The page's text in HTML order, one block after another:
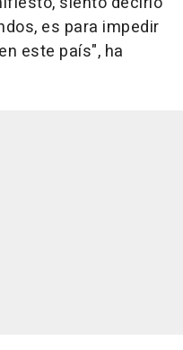
es para impedir
este país", ha